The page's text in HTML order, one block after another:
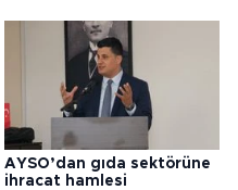
AYSO’dan gıda sektörüne
ihracat hamlesi